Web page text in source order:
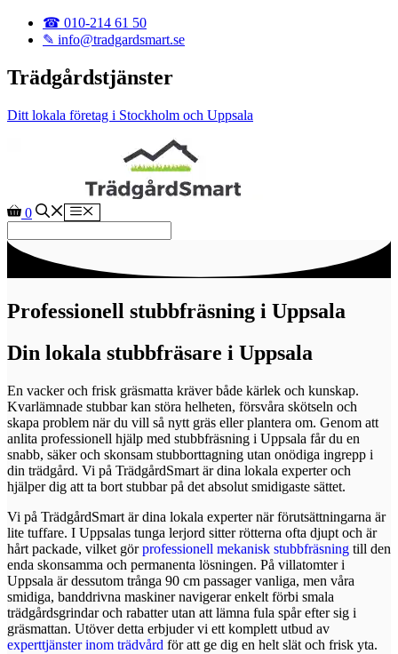
Hoppa till innehåll
☎ 010-214 61 50
✎ info@tradgardsmart.se
Trädgårdstjänster
Ditt lokala företag i Stockholm och Uppsala
0 Meny
Professionell stubbfräsning i Uppsala
Din lokala stubbfräsare i Uppsala
En vacker och frisk gräsmatta kräver både kärlek och kunskap.
Kvarlämnade stubbar kan störa helheten, försvåra skötseln och
skapa problem när du vill så nytt gräs eller plantera om. Genom att
anlita professionell hjälp med stubbfräsning i Uppsala får du en
snabb, säker och skonsam stubborttagning utan onödiga ingrepp i
din trädgård. Vi på TrädgårdSmart är dina lokala experter och
hjälper dig att ta bort stubbar på det absolut smidigaste sättet.
Vi på TrädgårdSmart är dina lokala experter när förutsättningarna är
lite tuffare. I Uppsalas tunga lerjord sitter rötterna ofta djupt och är
hårt packade, vilket görprofessionell mekanisk stubbfräsning till den
enda skonsamma och permanenta lösningen. På villatomter i
Uppsala är dessutom trånga 90 cm passager vanliga, men våra
smidiga, banddrivna maskiner navigerar enkelt förbi smala
trädgårdsgrindar och rabatter utan att lämna fula spår efter sig i
gräsmattan. Utöver detta erbjuder vi ett komplett utbud av
experttjänster inom trädvård för att ge dig en helt slät och frisk yta.